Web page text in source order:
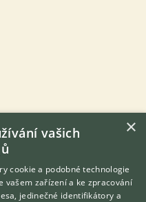
×
vašich
cookie a podobné technologie
vašem zařízení a ke zpracování
jedinečné identifikátory a